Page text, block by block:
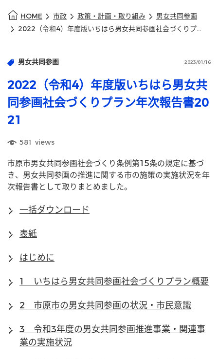
HOME 市政 政策・計画・取り組み
男女共同参画
2022（令和4）年度版いちはら男女共同参画社会づくりプラン年次報告書2021
男女共同参画 2023/01/16
2022（令和4）年度版いちはら男女共
同参画社会づくりプラン年次報告書20
21
581 views
市原市男女共同参画社会づくり条例第15条の規定に基づ
き、男女共同参画の推進に関する市の施策の実施状況を年
次報告書として取りまとめました。
一括ダウンロード
表紙
はじめに
1 いちはら男女共同参画社会づくりプラン概要
2 市原市の男女共同参画の状況・市民意識
3 令和3年度の男女共同参画推進事業・関連事
業の実施状況